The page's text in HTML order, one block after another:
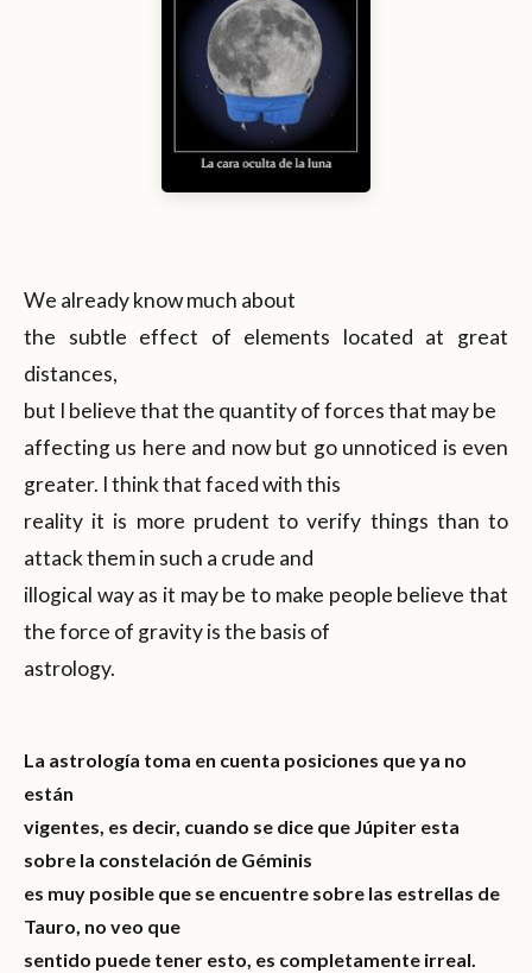
We already know much about
the subtle effect of elements located at great
distances,
but I believe that the quantity of forces that may be
affecting us here and now but go unnoticed is even
greater. I think that faced with this
reality it is more prudent to verify things than to
attack them in such a crude and
illogical way as it may be to make people believe that
the force of gravity is the basis of
astrology.
La astrología toma en cuenta posiciones que ya no
están
vigentes, es decir, cuando se dice que Júpiter esta
sobre la constelación de Géminis
es muy posible que se encuentre sobre las estrellas de
Tauro, no veo que
sentido puede tener esto, es completamente irreal.